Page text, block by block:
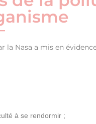
la Nasa a mis en
à se rendormir ;